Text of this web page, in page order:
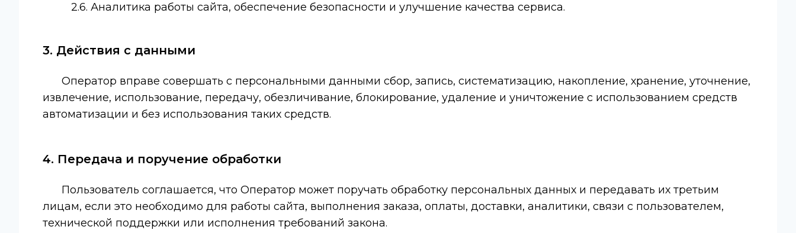
2.6. Аналитика работы сайта, обеспечение безопасности и улучшение качества сервиса.
3. Действия с данными
Оператор вправе совершать с персональными данными сбор, запись, систематизацию, накопление, хранение, уточнение,
извлечение, использование, передачу, обезличивание, блокирование, удаление и уничтожение с использованием средств
автоматизации и без использования таких средств.
4. Передача и поручение обработки
Пользователь соглашается, что Оператор может поручать обработку персональных данных и передавать их третьим
лицам, если это необходимо для работы сайта, выполнения заказа, оплаты, доставки, аналитики, связи с пользователем,
технической поддержки или исполнения требований закона.